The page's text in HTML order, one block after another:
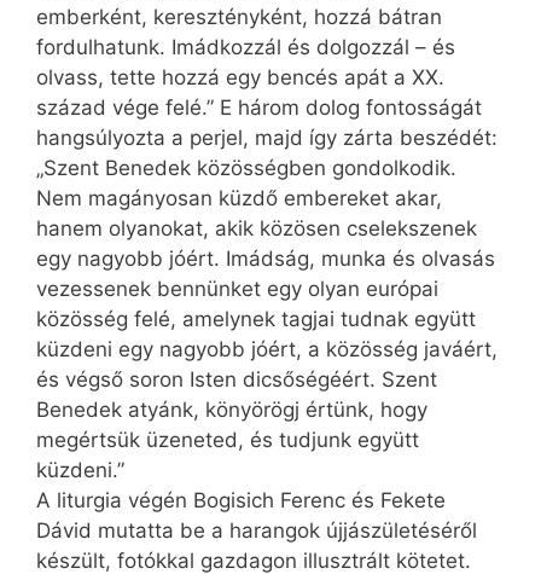
emberként, keresztényként, hozzá bátran
fordulhatunk. Imádkozzál és dolgozzál – és
olvass, tette hozzá egy bencés apát a XX.
század vége felé.” E három dolog fontosságát
hangsúlyozta a perjel, majd így zárta beszédét:
„Szent Benedek közösségben gondolkodik.
Nem magányosan küzdő embereket akar,
hanem olyanokat, akik közösen cselekszenek
egy nagyobb jóért. Imádság, munka és olvasás
vezessenek bennünket egy olyan európai
közösség felé, amelynek tagjai tudnak együtt
küzdeni egy nagyobb jóért, a közösség javáért,
és végső soron Isten dicsőségéért. Szent
Benedek atyánk, könyörögj értünk, hogy
megértsük üzeneted, és tudjunk együtt
küzdeni.”
A liturgia végén Bogisich Ferenc és Fekete
Dávid mutatta be a harangok újjászületéséről
készült, fotókkal gazdagon illusztrált kötetet.